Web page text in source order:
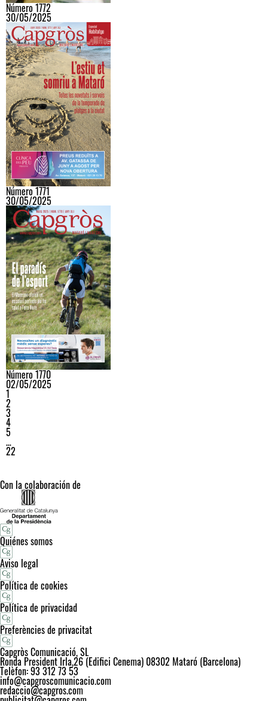
Número 1772
30/05/2025
Número 1771
30/05/2025
Número 1770
02/05/2025
1
2
3
4
5
…
22
Con la colaboración de
Quiénes somos
Aviso legal
Política de cookies
Política de privacidad
Preferències de privacitat
Capgròs Comunicació, SL
Ronda President Irla,26 (Edifici Cenema) 08302 Mataró (Barcelona)
Telèfon: 93 312 73 53
info@capgroscomunicacio.com
redaccio@capgros.com